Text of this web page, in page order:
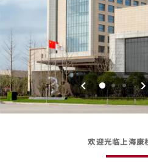
上一页
012
欢迎光临上海康